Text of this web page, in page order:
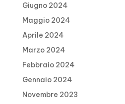
Giugno 2024
Maggio 2024
Aprile 2024
Marzo 2024
Febbraio 2024
Gennaio 2024
Novembre 2023